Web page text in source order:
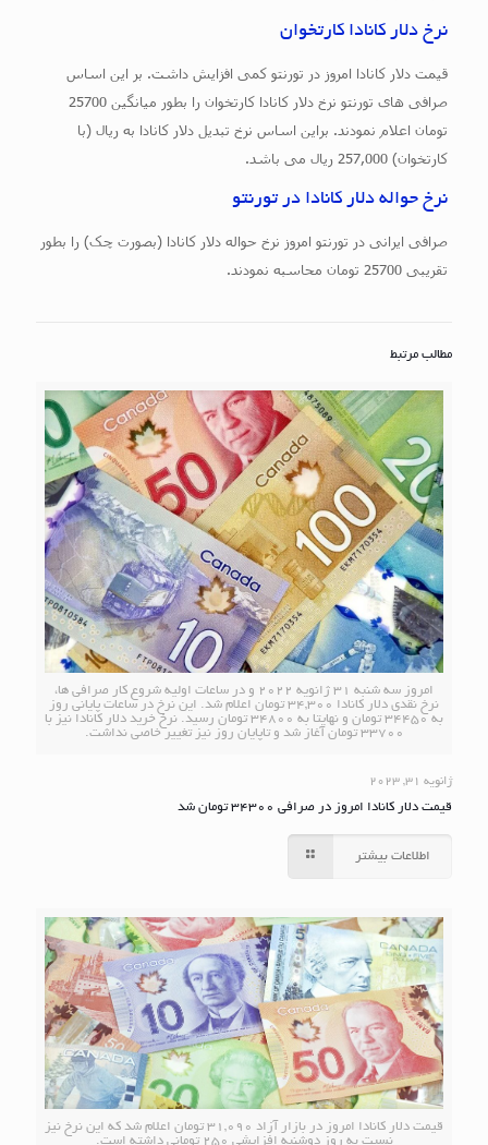
نرخ دلار کانادا کارتخوان
قیمت دلار کانادا امروز در تورنتو کمی افزایش داشت. بر این اساس
صرافی های تورنتو نرخ دلار کانادا کارتخوان را بطور میانگین 25700
تومان اعلام نمودند. براین اساس نرخ تبدیل دلار کانادا به ریال (با
کارتخوان) 257,000 ریال می باشد.
نرخ حواله دلار کانادا در تورنتو
صرافی ایرانی در تورنتو امروز نرخ حواله دلار کانادا (بصورت چک) را بطور
تقریبی 25700 تومان محاسبه نمودند.
مطالب مرتبط
امروز سه شنبه 31 ژانویه 2022 و در ساعات اولیه شروع کار صرافی ها،
نرخ نقدی دلار کانادا 34,300 تومان اعلام شد. این نرخ در ساعات پایانی روز
به 34450 تومان و نهایتا به 34800 تومان رسید. نرخ خرید دلار کانادا نیز با
33700 تومان آغاز شد و تاپایان روز نیز تغییر خاصی نداشت.
ژانویه 31, 2023
قیمت دلار کانادا امروز در صرافی 34300 تومان شد
اطلاعات بیشتر
قیمت دلار کانادا امروز در بازار آزاد 31,090 تومان اعلام شد که این نرخ نیز
نسبت به روز دوشنبه افزایشی 250 تومانی داشته است.